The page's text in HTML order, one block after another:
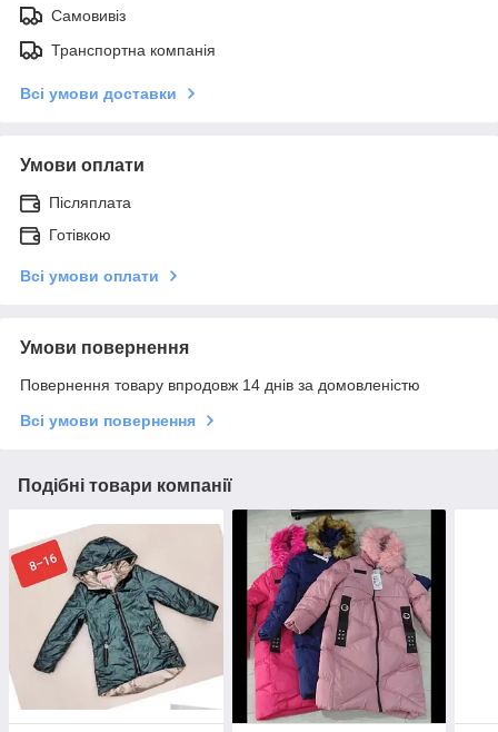
Самовивіз
Транспортна компанія
Всі умови доставки
Умови оплати
Післяплата
Готівкою
Всі умови оплати
Умови повернення
Повернення товару впродовж 14 днів за домовленістю
Всі умови повернення
Подібні товари компанії